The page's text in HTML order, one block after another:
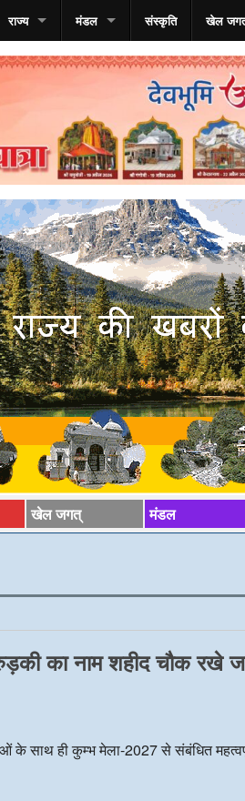
राज्य मंडल संस्कृति खेल
खेल जगत् मंडल
का नाम शहीद चौक रखे
के साथ ही कुम्भ मेला-2027 से संबंधित